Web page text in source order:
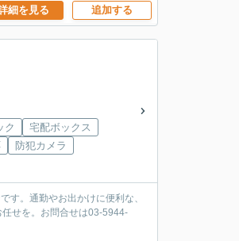
細を見る 追加する
ク
宅配ボックス
防犯カメラ
す。通勤やお出かけに便利な、
せを。お問合せは03-5944-